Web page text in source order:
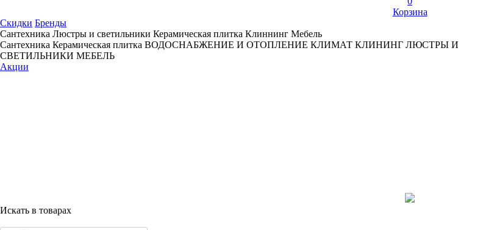
Корзина
Скидки Бренды
Сантехника Люстры и светильники Керамическая плитка Клиннинг Мебель
Сантехника Керамическая плитка ВОДОСНАБЖЕНИЕ И ОТОПЛЕНИЕ КЛИМАТ КЛИНИНГ ЛЮСТРЫ И
СВЕТИЛЬНИКИ МЕБЕЛЬ
Акции
Искать в товарах